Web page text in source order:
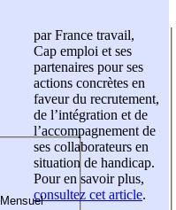
par France travail,
Cap emploi et ses
partenaires pour ses
actions concrètes en
faveur du recrutement,
de l’intégration et de
l’accompagnement de
ses collaborateurs en
situation de handicap.
Pour en savoir plus,
consultez cet article.